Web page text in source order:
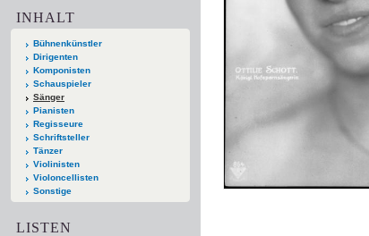
INHALT
Bühnenkünstler
Dirigenten
Komponisten
Schauspieler
Sänger
Pianisten
Regisseure
Schriftsteller
Tänzer
Violinisten
Violoncellisten
Sonstige
LISTEN